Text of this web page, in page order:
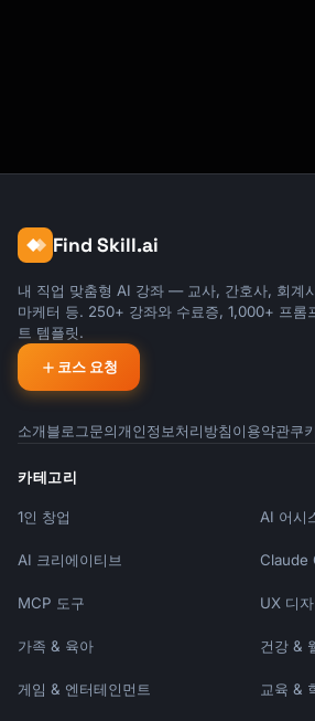
Find Skill.ai
내 직업 맞춤형 AI 강좌 — 교사, 간호사, 회계
마케터 등. 250+ 강좌와 수료증, 1,000+ 프롬
트 템플릿.
코스 요청
소개블로그문의개인정보처리방침이용약관쿠
카테고리
1인 창업 AI 어시
AI 크리에이티브 Claude
MCP 도구 UX 디자
가족 & 육아 건강 &
게임 & 엔터테인먼트 교육 &